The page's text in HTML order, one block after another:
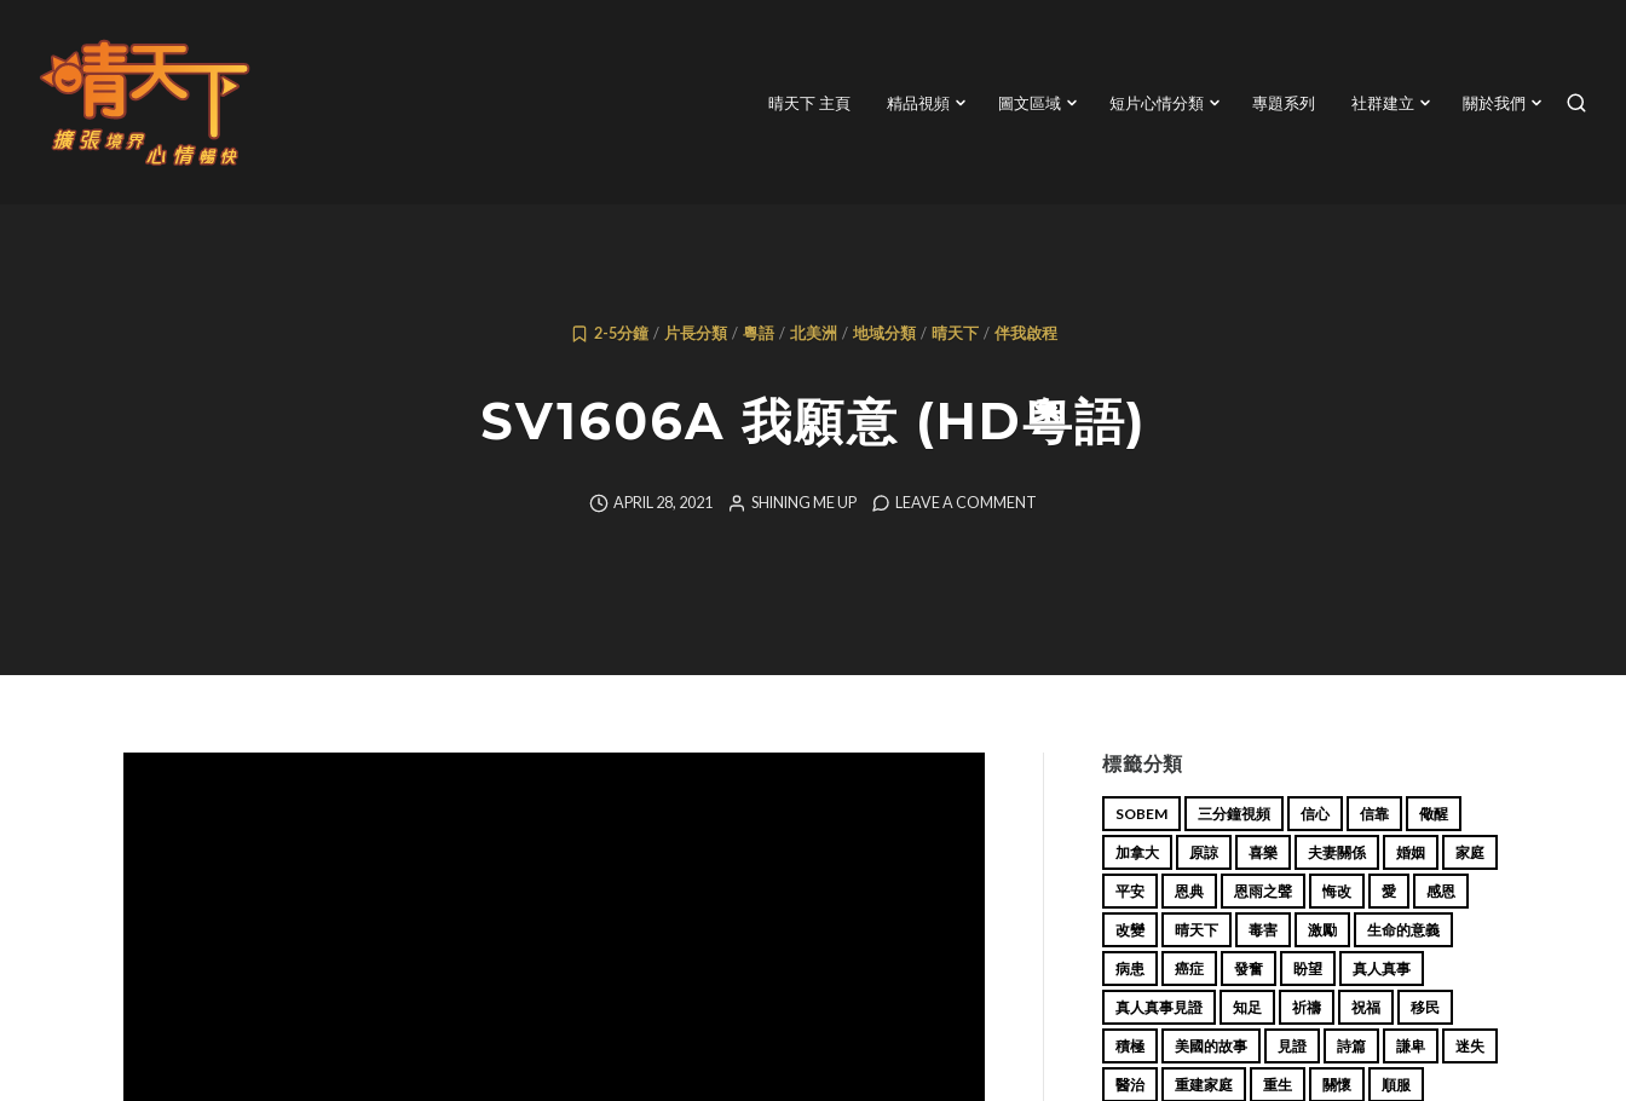
content
晴天下 主頁 精品視頻 圖文區域 短片心情分類 專題系列 社群建立 關於我們
2-5分鐘 / 片長分類 / 粵語 / 北美洲 / 地域分類 / 晴天下 / 伴我啟程
SV1606A 我願意 (HD粵語)
APRIL 28, 2021 SHINING ME UP LEAVE A COMMENT
標籤分類
SOBEM 三分鐘視頻 信心 信靠 儆醒
加拿大 原諒 喜樂 夫妻關係 婚姻 家庭
平安 恩典 恩雨之聲 悔改 愛 感恩
改變 晴天下 毒害 激勵 生命的意義
病患 癌症 發奮 盼望 真人真事
真人真事見證 知足 祈禱 祝福 移民
積極 美國的故事 見證 詩篇 謙卑 迷失
醫治 重建家庭 重生 關懷 順服